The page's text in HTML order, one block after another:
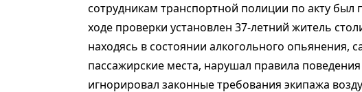
сотрудникам транспортной полиции по акту был
ходе проверки установлен 37-летний житель
находясь в состоянии алкогольного опьянения,
пассажирские места, нарушал правила
игнорировал законные требования экипажа